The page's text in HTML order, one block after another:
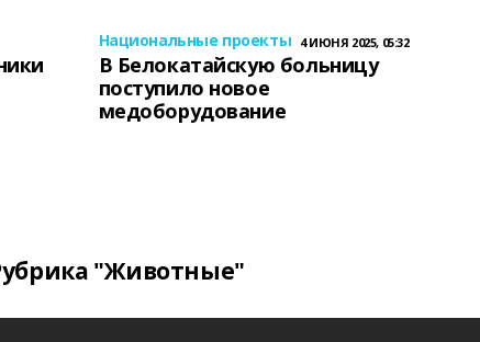
Национальные проекты 4 ИЮНЯ 2025, 05:32
В Белокатайскую больницу
поступило новое
медоборудование
"Животные"